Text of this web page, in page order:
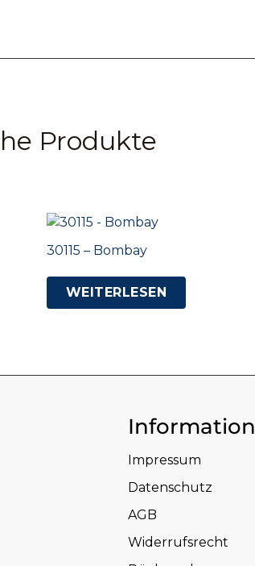
Produkte
30115 – Bombay
WEITERLESEN
Information
Impressum
Datenschutz
AGB
Widerrufsrecht